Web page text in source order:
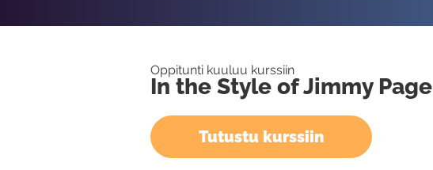
Oppitunti kuuluu kurssiin
In the Style of Jimmy Page
Tutustu kurssiin